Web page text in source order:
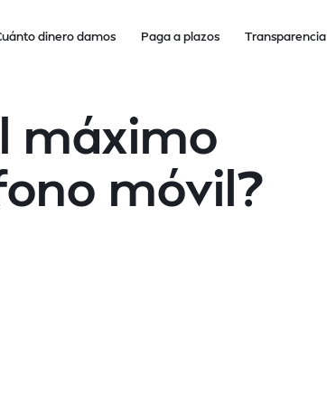
dinero damos Paga a plazos Transparencia
máximo
móvil?